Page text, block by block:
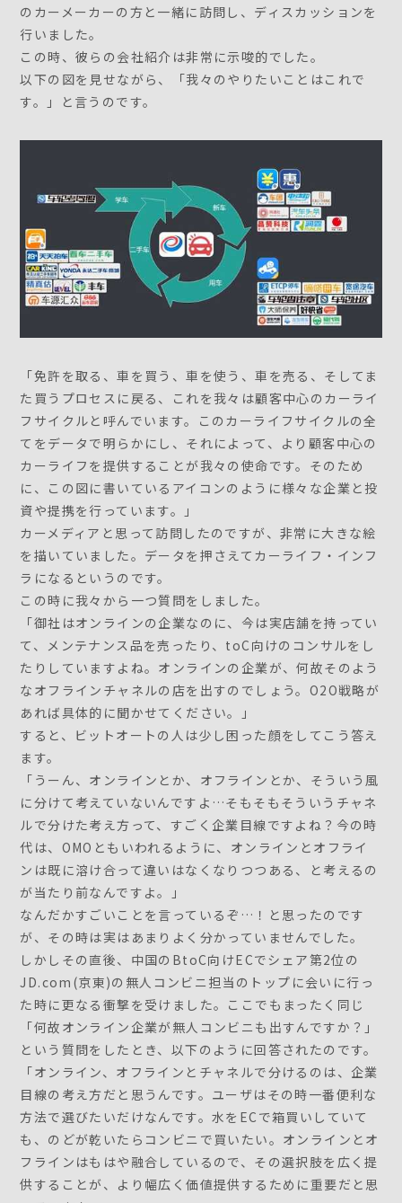
のカーメーカーの方と一緒に訪問し、ディスカッションを
行いました。
この時、彼らの会社紹介は非常に示唆的でした。
以下の図を見せながら、「我々のやりたいことはこれで
す。」と言うのです。
「免許を取る、車を買う、車を使う、車を売る、そしてま
た買うプロセスに戻る、これを我々は顧客中心のカーライ
フサイクルと呼んでいます。このカーライフサイクルの全
てをデータで明らかにし、それによって、より顧客中心の
カーライフを提供することが我々の使命です。そのため
に、この図に書いているアイコンのように様々な企業と投
資や提携を行っています。」
カーメディアと思って訪問したのですが、非常に大きな絵
を描いていました。データを押さえてカーライフ・インフ
ラになるというのです。
この時に我々から一つ質問をしました。
「御社はオンラインの企業なのに、今は実店舗を持ってい
て、メンテナンス品を売ったり、toC向けのコンサルをし
たりしていますよね。オンラインの企業が、何故そのよう
なオフラインチャネルの店を出すのでしょう。O2O戦略が
あれば具体的に聞かせてください。」
すると、ビットオートの人は少し困った顔をしてこう答え
ます。
「うーん、オンラインとか、オフラインとか、そういう風
に分けて考えていないんですよ…そもそもそういうチャネ
ルで分けた考え方って、すごく企業目線ですよね？今の時
代は、OMOともいわれるように、オンラインとオフライ
ンは既に溶け合って違いはなくなりつつある、と考えるの
が当たり前なんですよ。」
なんだかすごいことを言っているぞ…！と思ったのです
が、その時は実はあまりよく分かっていませんでした。
しかしその直後、中国のBtoC向けECでシェア第2位の
JD.com(京東)の無人コンビニ担当のトップに会いに行っ
た時に更なる衝撃を受けました。ここでもまったく同じ
「何故オンライン企業が無人コンビニも出すんですか？」
という質問をしたとき、以下のように回答されたのです。
「オンライン、オフラインとチャネルで分けるのは、企業
目線の考え方だと思うんです。ユーザはその時一番便利な
方法で選びたいだけなんです。水をECで箱買いしていて
も、のどが乾いたらコンビニで買いたい。オンラインとオ
フラインはもはや融合しているので、その選択肢を広く提
供することが、より幅広く価値提供するために重要だと思